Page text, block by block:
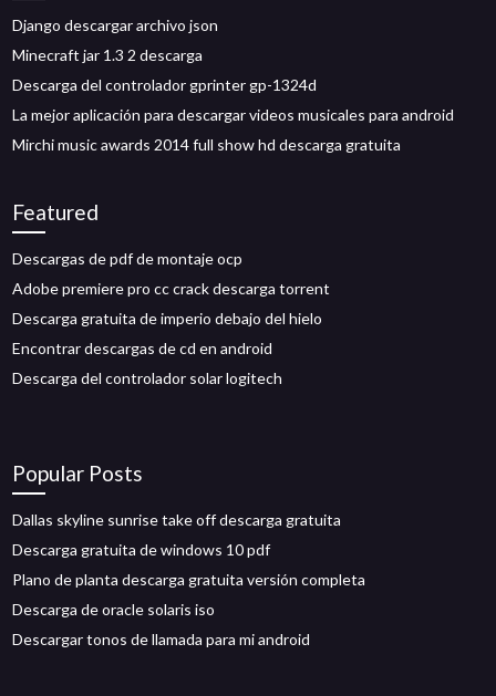
Django descargar archivo json
Minecraft jar 1.3 2 descarga
Descarga del controlador gprinter gp-1324d
La mejor aplicación para descargar videos musicales para android
Mirchi music awards 2014 full show hd descarga gratuita
Featured
Descargas de pdf de montaje ocp
Adobe premiere pro cc crack descarga torrent
Descarga gratuita de imperio debajo del hielo
Encontrar descargas de cd en android
Descarga del controlador solar logitech
Popular Posts
Dallas skyline sunrise take off descarga gratuita
Descarga gratuita de windows 10 pdf
Plano de planta descarga gratuita versión completa
Descarga de oracle solaris iso
Descargar tonos de llamada para mi android